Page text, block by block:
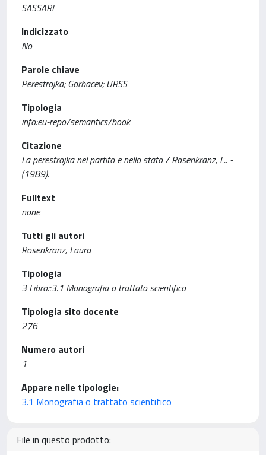
SASSARI
Indicizzato
No
Parole chiave
Perestrojka; Gorbacev; URSS
Tipologia
info:eu-repo/semantics/book
Citazione
La perestrojka nel partito e nello stato / Rosenkranz, L.. -
(1989).
Fulltext
none
Tutti gli autori
Rosenkranz, Laura
Tipologia
3 Libro::3.1 Monografia o trattato scientifico
Tipologia sito docente
276
Numero autori
1
Appare nelle tipologie:
3.1 Monografia o trattato scientifico
File in questo prodotto: